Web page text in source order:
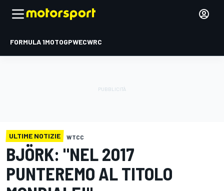
FORMULA 1MOTOGPWECWRC
ULTIME NOTIZIE WTCC
BJÖRK: "NEL 2017
PUNTEREMO AL TITOLO